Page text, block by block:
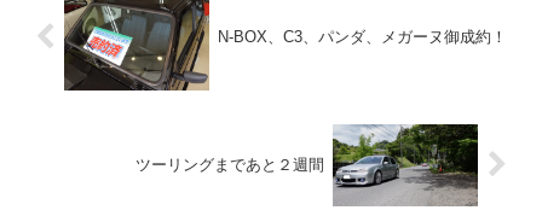
N-BOX、C3、パンダ、メガーヌ御成約！
ツーリングまであと２週間